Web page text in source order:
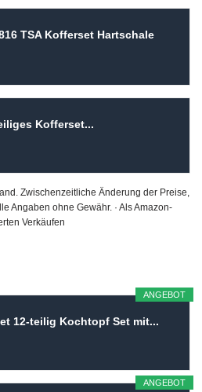
TSA Kofferset Hartschale
Kofferset...
Zwischenzeitliche Änderung der Preise,
Angaben ohne Gewähr. · Als Amazon-
Verkäufen
ANGEBOT
12-teilig Kochtopf Set mit...
ANGEBOT